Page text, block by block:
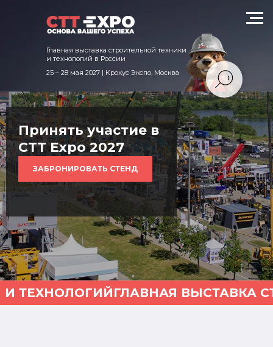
Главная выставка строительной техники
и технологий в России
25 – 28 мая 2027 | Крокус Экспо, Москва
Принять участие в
CTT Expo 2027
ЗАБРОНИРОВАТЬ СТЕНД
И ТЕХНОЛОГИЙГЛАВНАЯ ВЫСТАВКА